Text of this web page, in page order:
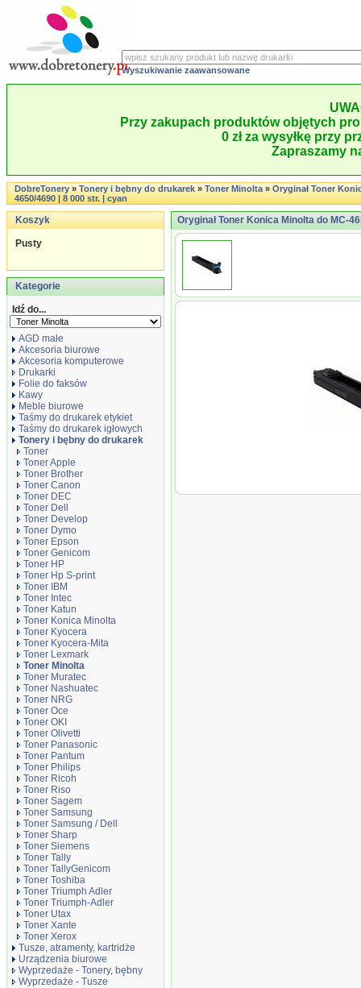
Wyszukiwanie zaawansowane
Przy zakupach produktów objętych
0 zł za wysyłkę przy
Zapraszamy
DobreTonery»Tonery i bębny do drukarek»Toner Minolta»Oryginał Toner
4650/4690 | 8 000 str. | cyan
Koszyk
Pusty
Kategorie
Idź do...
AGD małe
Akcesoria biurowe
Akcesoria komputerowe
Drukarki
Folie do faksów
Kawy
Meble biurowe
Taśmy do drukarek etykiet
Taśmy do drukarek igłowych
Tonery i bębny do drukarek
Toner
Toner Apple
Toner Brother
Toner Canon
Toner DEC
Toner Dell
Toner Develop
Toner Dymo
Toner Epson
Toner Genicom
Toner HP
Toner Hp S-print
Toner IBM
Toner Intec
Toner Katun
Toner Konica Minolta
Toner Kyocera
Toner Kyocera-Mita
Toner Lexmark
Toner Minolta
Toner Muratec
Toner Nashuatec
Toner NRG
Toner Oce
Toner OKI
Toner Olivetti
Toner Panasonic
Toner Pantum
Toner Philips
Toner Ricoh
Toner Riso
Toner Sagem
Toner Samsung
Toner Samsung / Dell
Toner Sharp
Toner Siemens
Toner Tally
Toner TallyGenicom
Toner Toshiba
Toner Triumph Adler
Toner Triumph-Adler
Toner Utax
Toner Xante
Toner Xerox
Tusze, atramenty, kartridże
Urządzenia biurowe
Wyprzedaże - Tonery, bębny
Wyprzedaże - Tusze
Oryginał Toner Konica Minolta do MC-
MC-4650/4690